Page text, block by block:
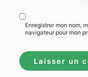
Enregistrer mon nom,
navigateur pour mon